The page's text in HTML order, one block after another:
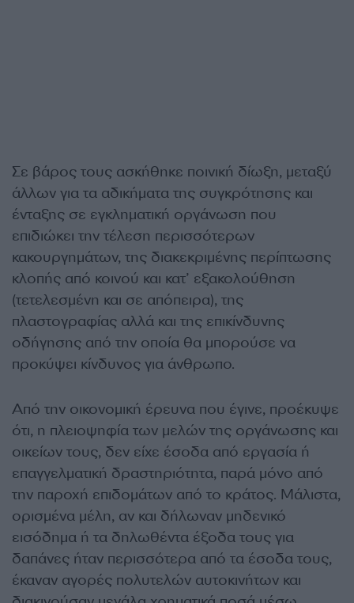
Σε βάρος τους ασκήθηκε ποινική δίωξη, μεταξύ
άλλων για τα αδικήματα της συγκρότησης και
ένταξης σε εγκληματική οργάνωση που
επιδιώκει την τέλεση περισσότερων
κακουργημάτων, της διακεκριμένης περίπτωσης
κλοπής από κοινού και κατ’ εξακολούθηση
(τετελεσμένη και σε απόπειρα), της
πλαστογραφίας αλλά και της επικίνδυνης
οδήγησης από την οποία θα μπορούσε να
προκύψει κίνδυνος για άνθρωπο.
Από την οικονομική έρευνα που έγινε, προέκυψε
ότι, η πλειοψηφία των μελών της οργάνωσης και
οικείων τους, δεν είχε έσοδα από εργασία ή
επαγγελματική δραστηριότητα, παρά μόνο από
την παροχή επιδομάτων από το κράτος. Μάλιστα,
ορισμένα μέλη, αν και δήλωναν μηδενικό
εισόδημα ή τα δηλωθέντα έξοδα τους για
δαπάνες ήταν περισσότερα από τα έσοδα τους,
έκαναν αγορές πολυτελών αυτοκινήτων και